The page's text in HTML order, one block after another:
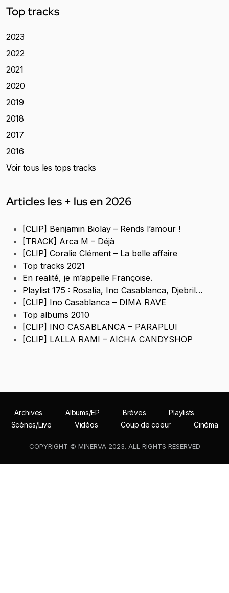
Top tracks
2023
2022
2021
2020
2019
2018
2017
2016
Voir tous les tops tracks
Articles les + lus en 2026
[CLIP] Benjamin Biolay – Rends l’amour !
[TRACK] Arca M – Déjà
[CLIP] Coralie Clément – La belle affaire
Top tracks 2021
En realité, je m’appelle Françoise.
Playlist 175 : Rosalía, Ino Casablanca, Djebril…
[CLIP] Ino Casablanca – DIMA RAVE
Top albums 2010
[CLIP] INO CASABLANCA – PARAPLUI
[CLIP] LALLA RAMI – AÏCHA CANDYSHOP
Archives Albums/EP Brèves
Playlists
Scènes/Live
Vidéos Coup de coeur Cinéma
COPYRIGHT © MINERVA 2023. ALL RIGHTS RESERVED